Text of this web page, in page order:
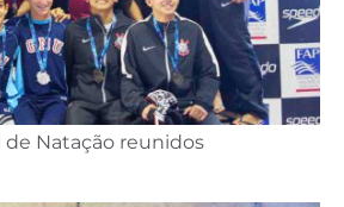
Natação reunidos